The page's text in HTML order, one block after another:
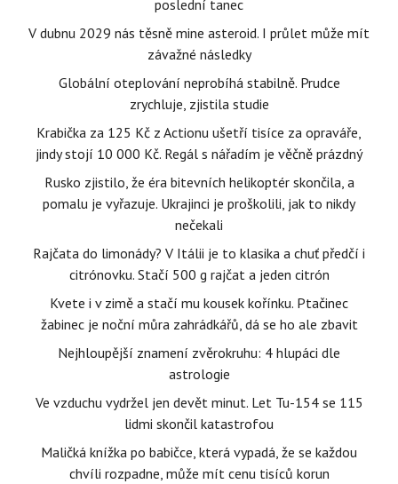
poslední tanec
V dubnu 2029 nás těsně mine asteroid. I průlet může mít
závažné následky
Globální oteplování neprobíhá stabilně. Prudce
zrychluje, zjistila studie
Krabička za 125 Kč z Actionu ušetří tisíce za opraváře,
jindy stojí 10 000 Kč. Regál s nářadím je věčně prázdný
Rusko zjistilo, že éra bitevních helikoptér skončila, a
pomalu je vyřazuje. Ukrajinci je proškolili, jak to nikdy
nečekali
Rajčata do limonády? V Itálii je to klasika a chuť předčí i
citrónovku. Stačí 500 g rajčat a jeden citrón
Kvete i v zimě a stačí mu kousek kořínku. Ptačinec
žabinec je noční můra zahrádkářů, dá se ho ale zbavit
Nejhloupější znamení zvěrokruhu: 4 hlupáci dle
astrologie
Ve vzduchu vydržel jen devět minut. Let Tu-154 se 115
lidmi skončil katastrofou
Maličká knížka po babičce, která vypadá, že se každou
chvíli rozpadne, může mít cenu tisíců korun